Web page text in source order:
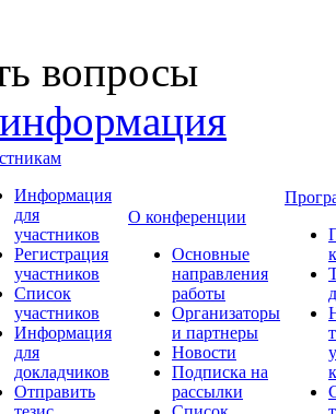
вопросы
Информация
для
участников
Регистрация
участников
Список
участников
Информация
для
докладчиков
Отправить
О конференции
Основные
направления
работы
Организаторы
и партнеры
Новости
Подписка на
рассылки